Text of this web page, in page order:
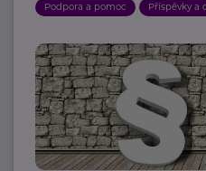
Podpora a pomoc Příspěvky a